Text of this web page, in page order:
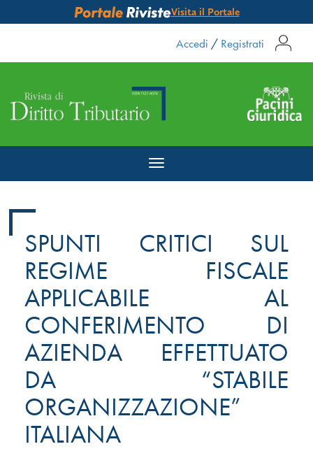
Visita il Portale
Accedi / Registrati
Toggle
navigation
SPUNTI CRITICI SUL
REGIME FISCALE
APPLICABILE AL
CONFERIMENTO DI
AZIENDA EFFETTUATO
DA “STABILE
ORGANIZZAZIONE”
ITALIANA